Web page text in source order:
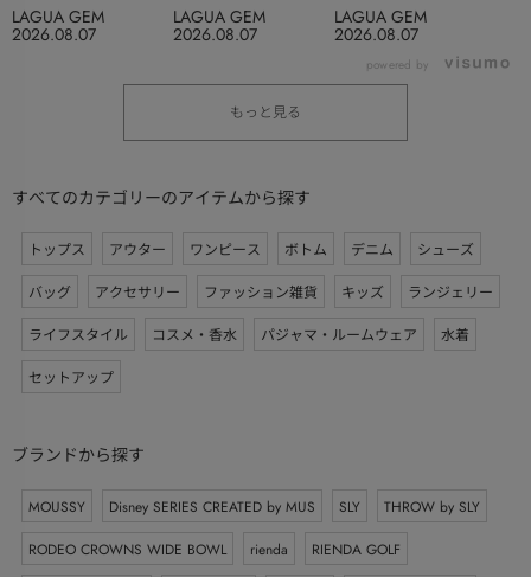
2026.08.07
LAGUA GEM
2026.08.07
LAGUA GEM
2026.08.07
LAGUA GEM
powered by
もっと見る
すべてのカテゴリーのアイテムから探す
トップス アウター ワンピース ボトム デニム
シューズ
バッグ
アクセサリー ファッション雑貨 キッズ
ランジェリー
ライフスタイル
コスメ・香水 パジャマ・ルームウェア
水着
セットアップ
ブランドから探す
MOUSSY Disney SERIES CREATED by MUS SLY
THROW by SLY
RODEO CROWNS WIDE BOWL
rienda
RIENDA GOLF